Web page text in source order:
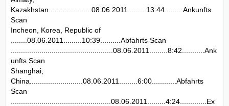
Kazakhstan.....................08.06.2011.........13:44.........Ankunfts
Scan
Incheon, Korea, Republic of
........08.06.2011.........10:39..........Abfahrts Scan
..................................................08.06.2011.........8:42...........Ank
unfts Scan
Shanghai,
China..........................08.06.2011.........6:00............Abfahrts
Scan
.................................................08.06.2011.........4:24.............Ex